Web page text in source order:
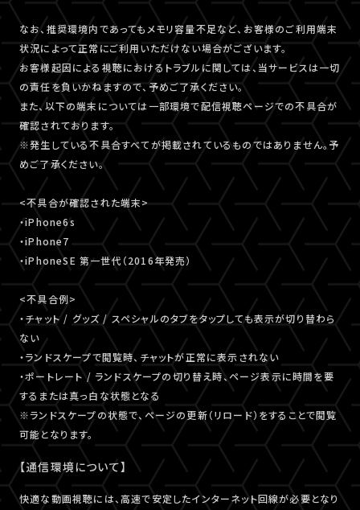
なお、推奨環境内であってもメモリ容量不足など、お客様のご利用端末
状況によって正常にご利用いただけない場合がございます。
お客様起因による視聴におけるトラブルに関しては、当サービスは一切
の責任を負いかねますので、予めご了承ください。
また、以下の端末については一部環境で配信視聴ページでの不具合が
確認されております。
※発生している不具合すべてが掲載されているものではありません。予
めご了承ください。
<不具合が確認された端末>
・iPhone6s
・iPhone7
・iPhoneSE 第一世代（2016年発売）
<不具合例>
・チャット / グッズ / スペシャルのタブをタップしても表示が切り替わら
ない
・ランドスケープで閲覧時、チャットが正常に表示されない
・ポートレート / ランドスケープの切り替え時、ページ表示に時間を要
するまたは真っ白な状態となる
※ランドスケープの状態で、ページの更新（リロード）をすることで閲覧
可能となります。
【通信環境について】
快適な動画視聴には、高速で安定したインターネット回線が必要となり